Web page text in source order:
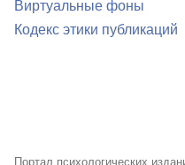
Виртуальные фоны
Кодекс этики публикаций
Портал психологических